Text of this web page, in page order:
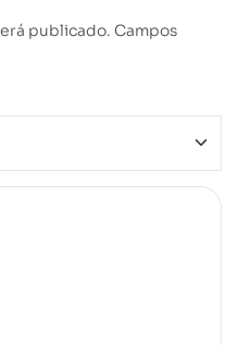
publicado. Campos